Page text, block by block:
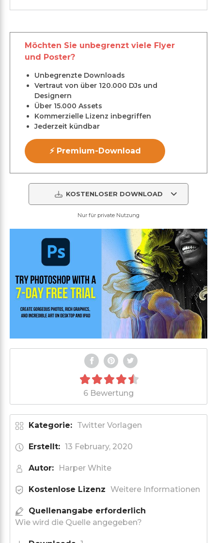
Möchten Sie unbegrenzt viele Flyer
und Poster?
Unbegrenzte Downloads
Vertraut von über 120.000 DJs und
Designern
Über 15.000 Assets
Kommerzielle Lizenz inbegriffen
Jederzeit kündbar
⚡ Premium-Download
KOSTENLOSER DOWNLOAD
Nur für private Nutzung
6 Bewertung
Kategorie: Twitter Vorlagen
Erstellt: 13 February, 2020
Autor: Harper White
Kostenlose Lizenz Weitere Informationen
Quellenangabe erforderlich
Wie wird die Quelle angegeben?